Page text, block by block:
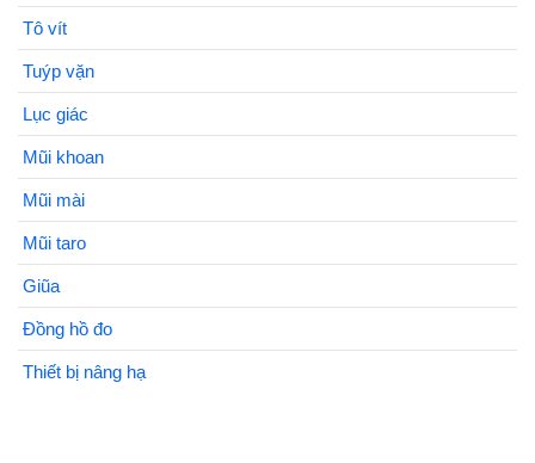
Tô vít
Tuýp vặn
Lục giác
Mũi khoan
Mũi mài
Mũi taro
Giũa
Đồng hồ đo
Thiết bị nâng hạ